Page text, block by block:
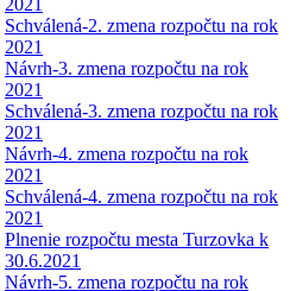
2021
Schválená-2. zmena rozpočtu na rok
2021
Návrh-3. zmena rozpočtu na rok
2021
Schválená-3. zmena rozpočtu na rok
2021
Návrh-4. zmena rozpočtu na rok
2021
Schválená-4. zmena rozpočtu na rok
2021
Plnenie rozpočtu mesta Turzovka k
30.6.2021
Návrh-5. zmena rozpočtu na rok